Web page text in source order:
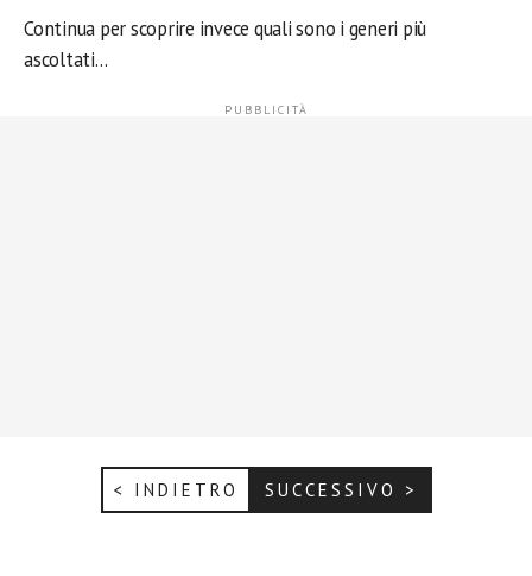
Continua per scoprire invece quali sono i generi più
ascoltati…
< INDIETRO SUCCESSIVO >